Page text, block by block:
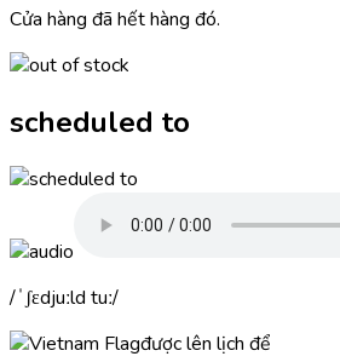
Cửa hàng đã hết hàng đó.
scheduled to
ˈʃɛdjuːld tuː
được lên lịch để